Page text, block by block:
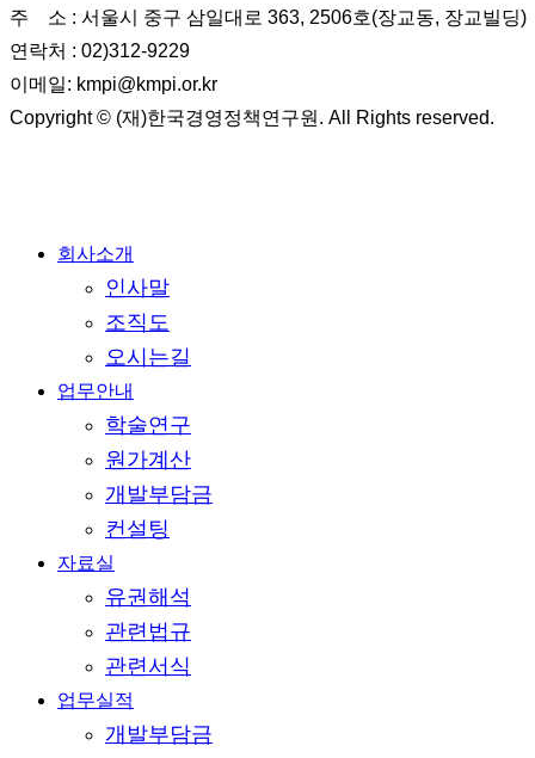
주 소 : 서울시 중구 삼일대로 363, 2506호(장교동, 장교빌딩)
연락처 : 02)312-9229
이메일: kmpi@kmpi.or.kr
Copyright © (재)한국경영정책연구원. All Rights reserved.
Close 회사소개
인사말
조직도
오시는길
업무안내
학술연구
원가계산
개발부담금
컨설팅
자료실
유권해석
관련법규
관련서식
업무실적
개발부담금